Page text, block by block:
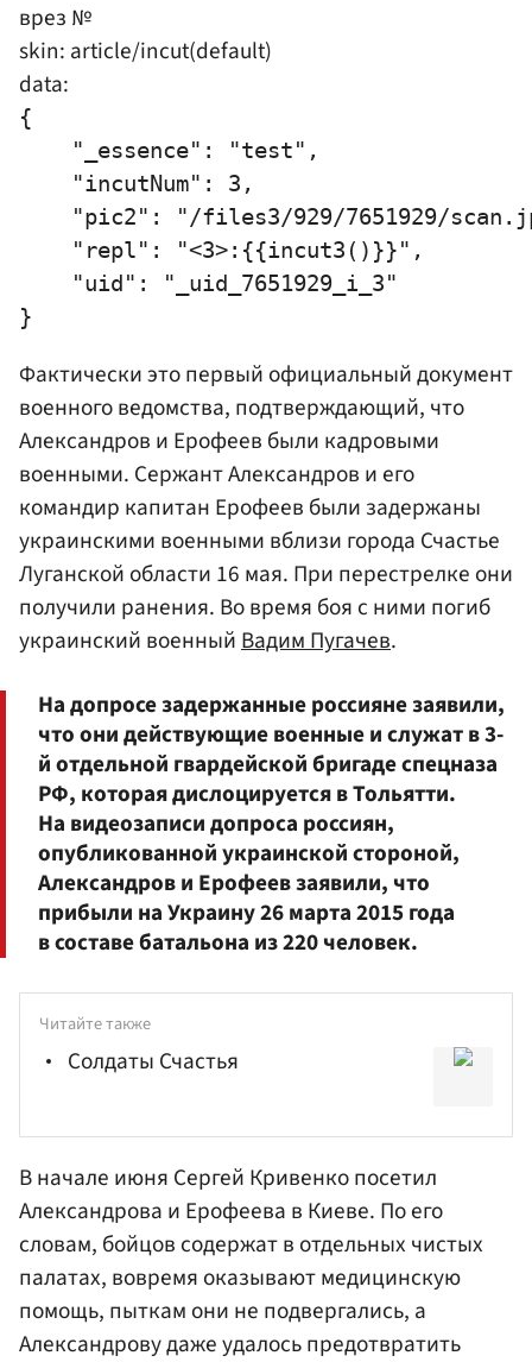
врез №
skin: article/incut(default)
data:
{
    "_essence": "test",
    "incutNum": 3,
"pic2": "/files3/929/7651929/
    "repl": "<3>:{{incut3()}}",
    "uid": "_uid_7651929_i_3"
Фактически это первый официальный документ
военного ведомства, подтверждающий, что
Александров и Ерофеев были кадровыми
военными. Сержант Александров и его
командир капитан Ерофеев были задержаны
украинскими военными вблизи города Счастье
Луганской области 16 мая. При перестрелке они
получили ранения. Во время боя с ними погиб
украинский военныйВадим Пугачев.
На допросе задержанные россияне заявили,
что они действующие военные и служат в 3-
й отдельной гвардейской бригаде спецназа
РФ, которая дислоцируется в Тольятти.
На видеозаписи допроса россиян,
опубликованной украинской стороной,
Александров и Ерофеев заявили, что
прибыли на Украину 26 марта 2015 года
в составе батальона из 220 человек.
Читайте также
Солдаты Счастья
В начале июня Сергей Кривенко посетил
Александрова и Ерофеева в Киеве. По его
словам, бойцов содержат в отдельных чистых
палатах, вовремя оказывают медицинскую
помощь, пыткам они не подвергались, а
Александрову даже удалось предотвратить